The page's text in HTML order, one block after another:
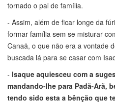
tornado o pai de família.
- Assim, além de ficar longe da
formar família sem se misturar
Canaã, o que não era a vontade
buscada lá para se casar com
- Isaque aquiesceu com a
mandando-lhe para Padã-Arã,
tendo sido esta a bênção que